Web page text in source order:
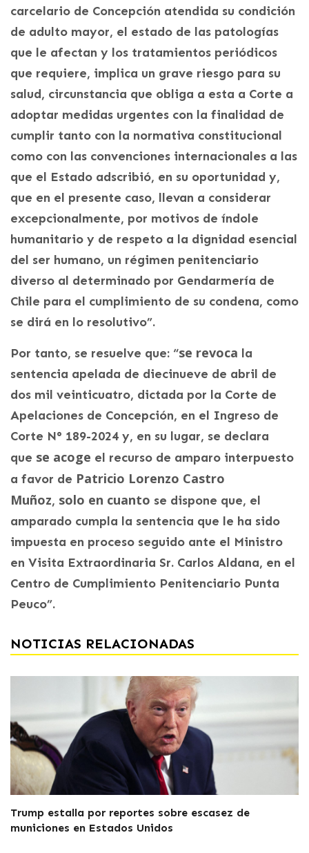
carcelario de Concepción atendida su condición
de adulto mayor, el estado de las patologías
que le afectan y los tratamientos periódicos
que requiere, implica un grave riesgo para su
salud, circunstancia que obliga a esta a Corte a
adoptar medidas urgentes con la finalidad de
cumplir tanto con la normativa constitucional
como con las convenciones internacionales a las
que el Estado adscribió, en su oportunidad y,
que en el presente caso, llevan a considerar
excepcionalmente, por motivos de índole
humanitario y de respeto a la dignidad esencial
del ser humano, un régimen penitenciario
diverso al determinado por Gendarmería de
Chile para el cumplimiento de su condena, como
se dirá en lo resolutivo”.
Por tanto, se resuelve que: “se revoca la
sentencia apelada de diecinueve de abril de
dos mil veinticuatro, dictada por la Corte de
Apelaciones de Concepción, en el Ingreso de
Corte N° 189-2024 y, en su lugar, se declara
que se acoge el recurso de amparo interpuesto
a favor de Patricio Lorenzo Castro
Muñoz, solo en cuanto se dispone que, el
amparado cumpla la sentencia que le ha sido
impuesta en proceso seguido ante el Ministro
en Visita Extraordinaria Sr. Carlos Aldana, en el
Centro de Cumplimiento Penitenciario Punta
Peuco”.
NOTICIAS RELACIONADAS
Trump estalla por reportes sobre escasez de
municiones en Estados Unidos